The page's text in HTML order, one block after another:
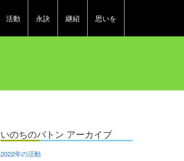
活動 永訣 継紹 思いを
いのちのバトン アーカイブ
2022年の活動